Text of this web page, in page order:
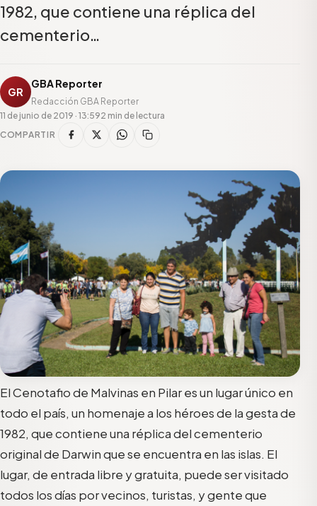
1982, que contiene una réplica del
cementerio…
GR
GBA Reporter
Redacción GBA Reporter
11 de junio de 2019 · 13:592 min de lectura
COMPARTIR
El Cenotafio de Malvinas en Pilar es un lugar único en
todo el país, un homenaje a los héroes de la gesta de
1982, que contiene una réplica del cementerio
original de Darwin que se encuentra en las islas. El
lugar, de entrada libre y gratuita, puede ser visitado
todos los días por vecinos, turistas, y gente que